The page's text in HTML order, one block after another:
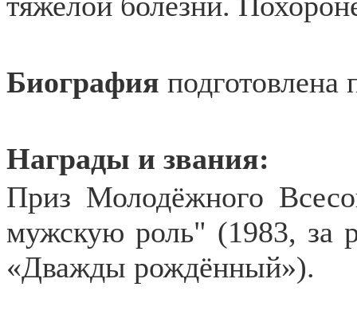
Биография
Награды и звания:
Приз Молодёжного
мужскую роль" (1983, за
«Дважды рождённый»).